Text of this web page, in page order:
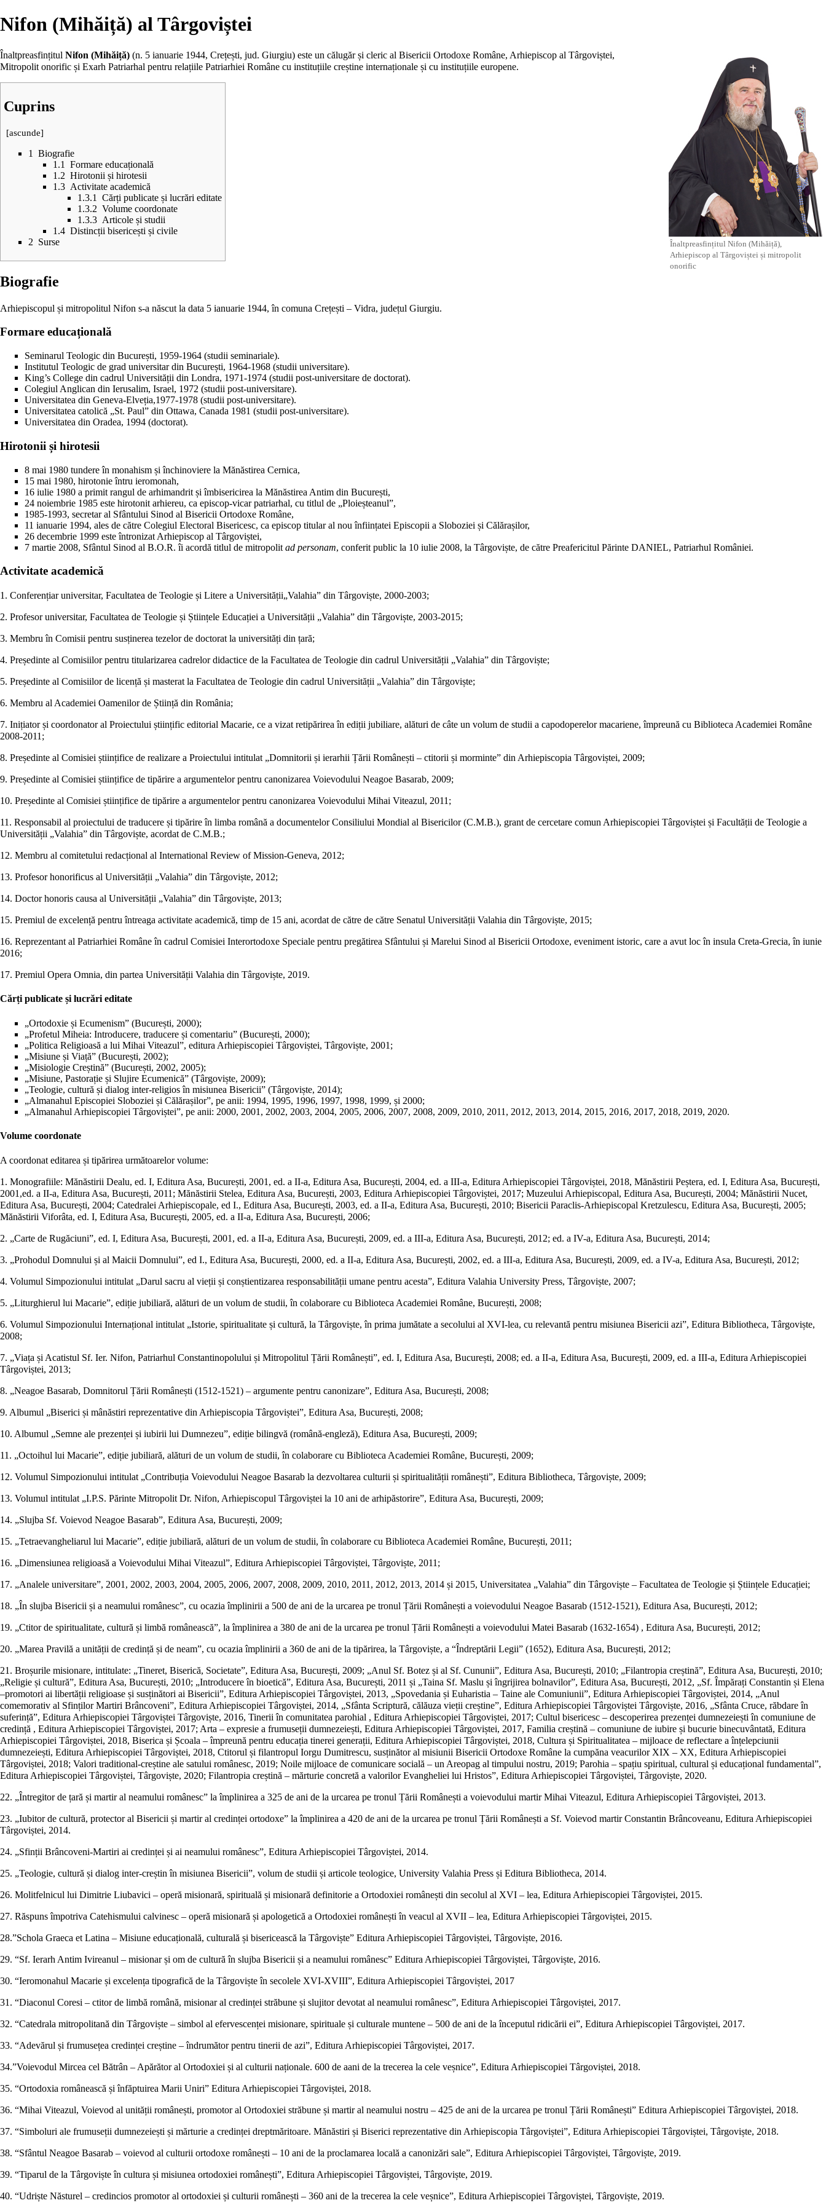
Nifon (Mihăiță) al Târgoviștei
Înaltpreasfințitul Nifon (Mihăiță),
Arhiepiscop al Târgoviștei și mitropolit
onorific
Înaltpreasfințitul Nifon (Mihăiță) (n. 5 ianuarie 1944, Crețești, jud. Giurgiu) este un călugărși cleric al Bisericii Ortodoxe Române, Arhiepiscop al Târgoviștei,
Mitropolit onorific și Exarh Patriarhal pentru relațiile Patriarhiei Române cu instituțiile creștine internaționale și cu instituțiile europene.
Cuprins
[ascunde]
1
Biografie
1.1
Formare educațională
1.2 Hirotonii și hirotesii
1.3 Activitate academică
1.3.1
Cărți publicate și lucrări editate
1.3.2 Volume coordonate
1.3.3 Articole și studii
1.4 Distincții bisericești și civile
2 Surse
Biografie
Arhiepiscopul și mitropolitul Nifon s-a născut la data 5 ianuarie 1944, în comuna Crețești – Vidra, județul Giurgiu.
Formare educațională
Seminarul Teologic din București, 1959-1964 (studii seminariale).
Institutul Teologic de grad universitar din București, 1964-1968 (studii universitare).
King’s College din cadrul Universității din Londra, 1971-1974 (studii post-universitare de doctorat).
Colegiul Anglican din Ierusalim, Israel, 1972 (studii post-universitare).
Universitatea din Geneva-Elveția,1977-1978 (studii post-universitare).
Universitatea catolică „St. Paul” din Ottawa, Canada 1981 (studii post-universitare).
Universitatea din Oradea, 1994 (doctorat).
Hirotonii și hirotesii
8 mai 1980 tundere în monahism și închinoviere la Mănăstirea Cernica,
15 mai 1980, hirotonie întru ieromonah,
16 iulie 1980 a primit rangul de arhimandrit și îmbisericirea la Mănăstirea Antim din București,
24 noiembrie 1985 este hirotonit arhiereu, ca episcop-vicar patriarhal, cu titlul de „Ploieșteanul”,
1985-1993, secretar al Sfântului Sinod al Bisericii Ortodoxe Române,
11 ianuarie 1994, ales de către Colegiul Electoral Bisericesc, ca episcop titular al nou înființatei Episcopii a Sloboziei și Călărașilor,
26 decembrie 1999 este întronizat Arhiepiscop al Târgoviștei,
7 martie 2008, Sfântul Sinod al B.O.R. îi acordă titlul de mitropolit ad personam, conferit public la 10 iulie 2008, la Târgoviște, de către Preafericitul Părinte DANIEL, Patriarhul României.
Activitate academică
1. Conferențiar universitar, Facultatea de Teologie și Litere a Universității„Valahia” din Târgoviște, 2000-2003;
2. Profesor universitar, Facultatea de Teologie și Științele Educației a Universității „Valahia” din Târgoviște, 2003-2015;
3. Membru în Comisii pentru susținerea tezelor de doctorat la universități din țară;
4. Președinte al Comisiilor pentru titularizarea cadrelor didactice de la Facultatea de Teologie din cadrul Universității „Valahia” din Târgoviște;
5. Președinte al Comisiilor de licență și masterat la Facultatea de Teologie din cadrul Universității „Valahia” din Târgoviște;
6. Membru al Academiei Oamenilor de Știință din România;
7. Inițiator și coordonator al Proiectului științific editorial Macarie, ce a vizat retipărirea în ediții jubiliare, alături de câte un volum de studii a capodoperelor macariene, împreună cu Biblioteca Academiei Române
2008-2011;
8. Președinte al Comisiei științifice de realizare a Proiectului intitulat „Domnitorii și ierarhii Țării Românești – ctitorii și morminte” din Arhiepiscopia Târgoviștei, 2009;
9. Președinte al Comisiei științifice de tipărire a argumentelor pentru canonizarea Voievodului Neagoe Basarab, 2009;
10. Președinte al Comisiei științifice de tipărire a argumentelor pentru canonizarea Voievodului Mihai Viteazul, 2011;
11. Responsabil al proiectului de traducere și tipărire în limba română a documentelor Consiliului Mondial al Bisericilor (C.M.B.), grant de cercetare comun Arhiepiscopiei Târgoviștei și Facultății de Teologie a
Universității „Valahia” din Târgoviște, acordat de C.M.B.;
12. Membru al comitetului redacțional al International Review of Mission-Geneva, 2012;
13. Profesor honorificus al Universității „Valahia” din Târgoviște, 2012;
14. Doctor honoris causa al Universității „Valahia” din Târgoviște, 2013;
15. Premiul de excelență pentru întreaga activitate academică, timp de 15 ani, acordat de către de către Senatul Universității Valahia din Târgoviște, 2015;
16. Reprezentant al Patriarhiei Române în cadrul Comisiei Interortodoxe Speciale pentru pregătirea Sfântului și Marelui Sinod al Bisericii Ortodoxe, eveniment istoric, care a avut loc în insula Creta-Grecia, în iunie
2016;
17. Premiul Opera Omnia, din partea Universității Valahia din Târgoviște, 2019.
Cărți publicate și lucrări editate
„Ortodoxie și Ecumenism” (București, 2000);
„Profetul Miheia: Introducere, traducere și comentariu” (București, 2000);
„Politica Religioasă a lui Mihai Viteazul”, editura Arhiepiscopiei Târgoviștei, Târgoviște, 2001;
„Misiune și Viață” (București, 2002);
„Misiologie Creștină” (București, 2002, 2005);
„Misiune, Pastorație și Slujire Ecumenică” (Târgoviște, 2009);
„Teologie, cultură și dialog inter-religios în misiunea Bisericii” (Târgoviște, 2014);
„Almanahul Episcopiei Sloboziei și Călărașilor”, pe anii: 1994, 1995, 1996, 1997, 1998, 1999, și 2000;
„Almanahul Arhiepiscopiei Târgoviștei”, pe anii: 2000, 2001, 2002, 2003, 2004, 2005, 2006, 2007, 2008, 2009, 2010, 2011, 2012, 2013, 2014, 2015, 2016, 2017, 2018, 2019, 2020.
Volume coordonate
A coordonat editarea și tipărirea următoarelor volume:
1. Monografiile: Mănăstirii Dealu, ed. I, Editura Asa, București, 2001, ed. a II-a, Editura Asa, București, 2004, ed. a III-a, Editura Arhiepiscopiei Târgoviștei, 2018, Mănăstirii Peștera, ed. I, Editura Asa, București,
2001,ed. a II-a, Editura Asa, București, 2011; Mănăstirii Stelea, Editura Asa, București, 2003, Editura Arhiepiscopiei Târgoviștei, 2017; Muzeului Arhiepiscopal, Editura Asa, București, 2004; Mănăstirii Nucet,
Editura Asa, București, 2004; Catedralei Arhiepiscopale, ed I., Editura Asa, București, 2003, ed. a II-a, Editura Asa, București, 2010; Bisericii Paraclis-Arhiepiscopal Kretzulescu, Editura Asa, București, 2005;
Mănăstirii Viforâta, ed. I, Editura Asa, București, 2005, ed. a II-a, Editura Asa, București, 2006;
2. „Carte de Rugăciuni”, ed. I, Editura Asa, București, 2001, ed. a II-a, Editura Asa, București, 2009, ed. a III-a, Editura Asa, București, 2012; ed. a IV-a, Editura Asa, București, 2014;
3. „Prohodul Domnului și al Maicii Domnului”, ed I., Editura Asa, București, 2000, ed. a II-a, Editura Asa, București, 2002, ed. a III-a, Editura Asa, București, 2009, ed. a IV-a, Editura Asa, București, 2012;
4. Volumul Simpozionului intitulat „Darul sacru al vieții și conștientizarea responsabilității umane pentru acesta”, Editura Valahia University Press, Târgoviște, 2007;
5. „Liturghierul lui Macarie”, ediție jubiliară, alături de un volum de studii, în colaborare cu Biblioteca Academiei Române, București, 2008;
6. Volumul Simpozionului Internațional intitulat „Istorie, spiritualitate și cultură, la Târgoviște, în prima jumătate a secolului al XVI-lea, cu relevantă pentru misiunea Bisericii azi”, Editura Bibliotheca, Târgoviște,
2008;
7. „Viața și Acatistul Sf. Ier. Nifon, Patriarhul Constantinopolului și Mitropolitul Țării Românești”, ed. I, Editura Asa, București, 2008; ed. a II-a, Editura Asa, București, 2009, ed. a III-a, Editura Arhiepiscopiei
Târgoviștei, 2013;
8. „Neagoe Basarab, Domnitorul Țării Românești (1512-1521) – argumente pentru canonizare”, Editura Asa, București, 2008;
9. Albumul „Biserici și mânăstiri reprezentative din Arhiepiscopia Târgoviștei”, Editura Asa, București, 2008;
10. Albumul „Semne ale prezenței și iubirii lui Dumnezeu”, ediție bilingvă (română-engleză), Editura Asa, București, 2009;
11. „Octoihul lui Macarie”, ediție jubiliară, alături de un volum de studii, în colaborare cu Biblioteca Academiei Române, București, 2009;
12. Volumul Simpozionului intitulat „Contribuția Voievodului Neagoe Basarab la dezvoltarea culturii și spiritualității românești”, Editura Bibliotheca, Târgoviște, 2009;
13. Volumul intitulat „I.P.S. Părinte Mitropolit Dr. Nifon, Arhiepiscopul Târgoviștei la 10 ani de arhipăstorire”, Editura Asa, București, 2009;
14. „Slujba Sf. Voievod Neagoe Basarab”, Editura Asa, București, 2009;
15. „Tetraevangheliarul lui Macarie”, ediție jubiliară, alături de un volum de studii, în colaborare cu Biblioteca Academiei Române, București, 2011;
16. „Dimensiunea religioasă a Voievodului Mihai Viteazul”, Editura Arhiepiscopiei Târgoviștei, Târgoviște, 2011;
17. „Analele universitare”, 2001, 2002, 2003, 2004, 2005, 2006, 2007, 2008, 2009, 2010, 2011, 2012, 2013, 2014 și 2015, Universitatea „Valahia” din Târgoviște – Facultatea de Teologie și Științele Educației;
18. „În slujba Bisericii și a neamului românesc”, cu ocazia împlinirii a 500 de ani de la urcarea pe tronul Țării Românești a voievodului Neagoe Basarab (1512-1521), Editura Asa, București, 2012;
19. „Ctitor de spiritualitate, cultură și limbă românească”, la împlinirea a 380 de ani de la urcarea pe tronul Țării Românești a voievodului Matei Basarab (1632-1654) , Editura Asa, București, 2012;
20. „Marea Pravilă a unității de credință și de neam”, cu ocazia împlinirii a 360 de ani de la tipărirea, la Târgoviște, a “Îndreptării Legii” (1652), Editura Asa, București, 2012;
21. Broșurile misionare, intitulate: „Tineret, Biserică, Societate”, Editura Asa, București, 2009; „Anul Sf. Botez și al Sf. Cununii”, Editura Asa, București, 2010; „Filantropia creștină”, Editura Asa, București, 2010;
„Religie și cultură”, Editura Asa, București, 2010; „Introducere în bioetică”, Editura Asa, București, 2011 și „Taina Sf. Maslu și îngrijirea bolnavilor”, Editura Asa, București, 2012, „Sf. Împărați Constantin și Elena
–promotori ai libertății religioase și susținători ai Bisericii”, Editura Arhiepiscopiei Târgoviștei, 2013, „Spovedania și Euharistia – Taine ale Comuniunii”, Editura Arhiepiscopiei Târgoviștei, 2014, „Anul
comemorativ al Sfinților Martiri Brâncoveni”, Editura Arhiepiscopiei Târgoviștei, 2014, „Sfânta Scriptură, călăuza vieții creștine”, Editura Arhiepiscopiei Târgoviștei Târgoviște, 2016, „Sfânta Cruce, răbdare în
suferință”, Editura Arhiepiscopiei Târgoviștei Târgoviște, 2016, Tinerii în comunitatea parohial , Editura Arhiepiscopiei Târgoviștei, 2017; Cultul bisericesc – descoperirea prezenței dumnezeiești în comuniune de
credință , Editura Arhiepiscopiei Târgoviștei, 2017; Arta – expresie a frumuseții dumnezeiești, Editura Arhiepiscopiei Târgoviștei, 2017, Familia creștină – comuniune de iubire și bucurie binecuvântată, Editura
Arhiepiscopiei Târgoviștei, 2018, Biserica și Școala – împreună pentru educația tinerei generații, Editura Arhiepiscopiei Târgoviștei, 2018, Cultura și Spiritualitatea – mijloace de reflectare a înțelepciunii
dumnezeiești, Editura Arhiepiscopiei Târgoviștei, 2018, Ctitorul și filantropul Iorgu Dumitrescu, susținător al misiunii Bisericii Ortodoxe Române la cumpăna veacurilor XIX – XX, Editura Arhiepiscopiei
Târgoviștei, 2018; Valori traditional-creștine ale satului românesc, 2019; Noile mijloace de comunicare socială – un Areopag al timpului nostru, 2019; Parohia – spațiu spiritual, cultural și educațional fundamental”,
Editura Arhiepiscopiei Târgoviștei, Târgoviște, 2020; Filantropia creștină – mărturie concretă a valorilor Evangheliei lui Hristos”, Editura Arhiepiscopiei Târgoviștei, Târgoviște, 2020.
22. „Întregitor de țară și martir al neamului românesc” la împlinirea a 325 de ani de la urcarea pe tronul Țării Românești a voievodului martir Mihai Viteazul, Editura Arhiepiscopiei Târgoviștei, 2013.
23. „Iubitor de cultură, protector al Bisericii și martir al credinței ortodoxe” la împlinirea a 420 de ani de la urcarea pe tronul Țării Românești a Sf. Voievod martir Constantin Brâncoveanu, Editura Arhiepiscopiei
Târgoviștei, 2014.
24. „Sfinții Brâncoveni-Martiri ai credinței și ai neamului românesc”, Editura Arhiepiscopiei Târgoviștei, 2014.
25. „Teologie, cultură și dialog inter-creștin în misiunea Bisericii”, volum de studii și articole teologice, University Valahia Press și Editura Bibliotheca, 2014.
26. Molitfelnicul lui Dimitrie Liubavici – operă misionară, spirituală și misionară definitorie a Ortodoxiei românești din secolul al XVI – lea, Editura Arhiepiscopiei Târgoviștei, 2015.
27. Răspuns împotriva Catehismului calvinesc – operă misionară și apologetică a Ortodoxiei românești în veacul al XVII – lea, Editura Arhiepiscopiei Târgoviștei, 2015.
28.”Schola Graeca et Latina – Misiune educațională, culturală și bisericească la Târgoviște” Editura Arhiepiscopiei Târgoviștei, Târgoviște, 2016.
29. “Sf. Ierarh Antim Ivireanul – misionar și om de cultură în slujba Bisericii și a neamului românesc” Editura Arhiepiscopiei Târgoviștei, Târgoviște, 2016.
30. “Ieromonahul Macarie și excelența tipografică de la Târgoviște în secolele XVI-XVIII”, Editura Arhiepiscopiei Târgoviștei, 2017
31. “Diaconul Coresi – ctitor de limbă română, misionar al credinței străbune și slujitor devotat al neamului românesc”, Editura Arhiepiscopiei Târgoviștei, 2017.
32. “Catedrala mitropolitană din Târgoviște – simbol al efervescenței misionare, spirituale și culturale muntene – 500 de ani de la începutul ridicării ei”, Editura Arhiepiscopiei Târgoviștei, 2017.
33. “Adevărul și frumusețea credinței creștine – îndrumător pentru tinerii de azi”, Editura Arhiepiscopiei Târgoviștei, 2017.
34.”Voievodul Mircea cel Bătrân – Apărător al Ortodoxiei și al culturii naționale. 600 de aani de la trecerea la cele veșnice”, Editura Arhiepiscopiei Târgoviștei, 2018.
35. “Ortodoxia românească și înfăptuirea Marii Uniri” Editura Arhiepiscopiei Târgoviștei, 2018.
36. “Mihai Viteazul, Voievod al unității românești, promotor al Ortodoxiei străbune și martir al neamului nostru – 425 de ani de la urcarea pe tronul Țării Românești” Editura Arhiepiscopiei Târgoviștei, 2018.
37. “Simboluri ale frumuseții dumnezeiești și mărturie a credinței dreptmăritoare. Mănăstiri și Biserici reprezentative din Arhiepiscopia Târgoviștei”, Editura Arhiepiscopiei Târgoviștei, Târgoviște, 2018.
38. “Sfântul Neagoe Basarab – voievod al culturii ortodoxe românești – 10 ani de la proclamarea locală a canonizări sale”, Editura Arhiepiscopiei Târgoviștei, Târgoviște, 2019.
39. “Tiparul de la Târgoviște în cultura și misiunea ortodoxiei românești”, Editura Arhiepiscopiei Târgoviștei, Târgoviște, 2019.
40. “Udriște Năsturel – credincios promotor al ortodoxiei și culturii românești – 360 ani de la trecerea la cele veșnice”, Editura Arhiepiscopiei Târgoviștei, Târgoviște, 2019.